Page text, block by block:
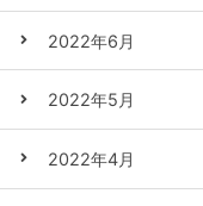
2022年6月
2022年5月
2022年4月